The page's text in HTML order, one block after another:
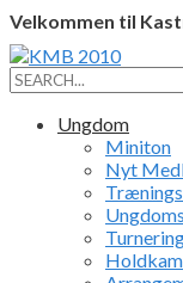
Velkommen til
Facebook
Profile
Instagram
Profile
Search
for:
Ungdom
Miniton
Nyt